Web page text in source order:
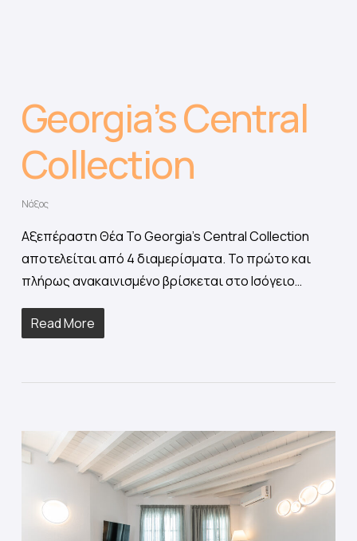
Georgia’s Central
Collection
Νάξος
Αξεπέραστη Θέα Το Georgia's Central Collection
αποτελείται από 4 διαμερίσματα. Το πρώτο και
πλήρως ανακαινισμένο βρίσκεται στο Ισόγειο…
Read More